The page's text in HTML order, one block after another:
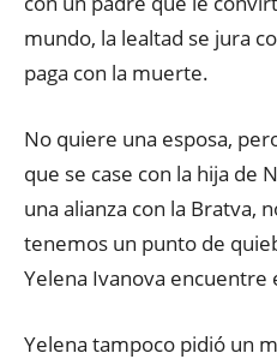
mundo, la lealtad se jura
paga con la muerte.
No quiere una esposa,
que se case con la hija de
una alianza con la Bratva,
tenemos un punto de
Yelena Ivanova encuentre
Yelena tampoco pidió un